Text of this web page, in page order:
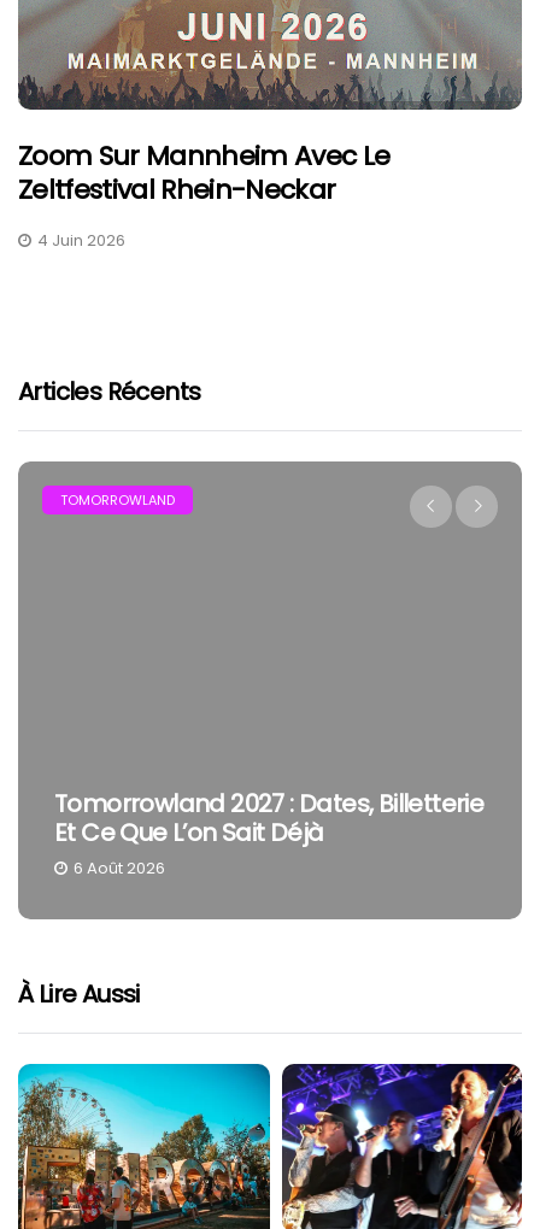
Zoom Sur Mannheim Avec Le
Zeltfestival Rhein-Neckar
4 Juin 2026
Articles Récents
: Dates, Billetterie
Déjà
The Cure En
Smith Reste Une
À Lire Aussi